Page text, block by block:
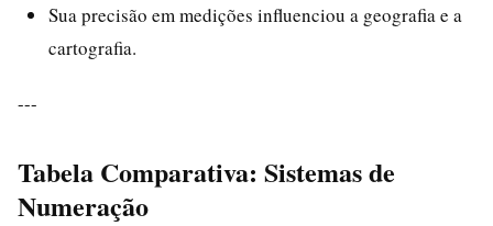
Sua precisão em medições influenciou a geografia e a
cartografia.
---
Tabela Comparativa: Sistemas de
Numeração